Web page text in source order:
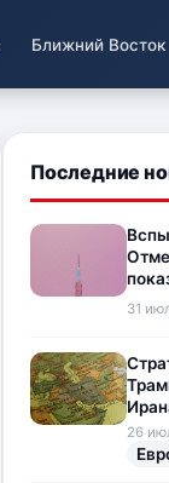
Ближний Восток
Последние
35 лет
31
26